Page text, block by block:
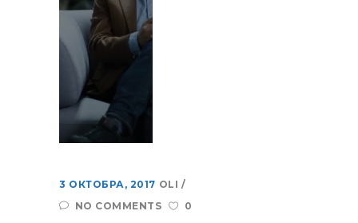
3 ОКТОБРА, 2017 OLI
NO COMMENTS
0